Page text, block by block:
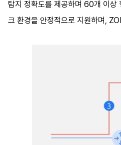
탐지 정확도를 제공하며 60개 이상
크 환경을 안정적으로 지원하며,